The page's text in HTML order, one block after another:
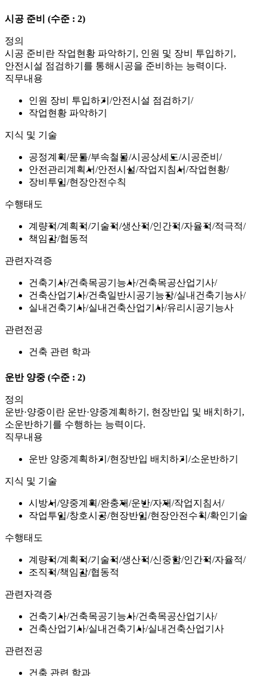
시공 준비 (수준 : 2)
정의
시공 준비란 작업현황 파악하기, 인원 및 장비 투입하기,
안전시설 점검하기를 통해시공을 준비하는 능력이다.
직무내용
인원 장비 투입하기
안전시설 점검하기
작업현황 파악하기
지식 및 기술
공정계획 문틀 부속철물 시공상세도 시공준비
안전관리계획서 안전시설 작업지침서 작업현황
장비투입 현장안전수칙
수행태도
계량적 계획적 기술적 생산적 인간적 자율적 적극적
책임감 협동적
관련자격증
건축기사 건축목공기능사 건축목공산업기사
건축산업기사 건축일반시공기능장 실내건축기능사
실내건축기사 실내건축산업기사 유리시공기능사
관련전공
건축 관련 학과
운반 양중 (수준 : 2)
정의
운반·양중이란 운반·양중계획하기, 현장반입 및 배치하기,
소운반하기를 수행하는 능력이다.
직무내용
운반 양중계획하기 현장반입 배치하기 소운반하기
지식 및 기술
시방서 양중계획 완충재 운반 자재 작업지침서
작업투입 창호시공 현장반입 현장안전수칙 확인기술
수행태도
계량적 계획적 기술적 생산적 신중함 인간적 자율적
조직적 책임감 협동적
관련자격증
건축기사 건축목공기능사 건축목공산업기사
건축산업기사 실내건축기사 실내건축산업기사
관련전공
건축 관련 학과